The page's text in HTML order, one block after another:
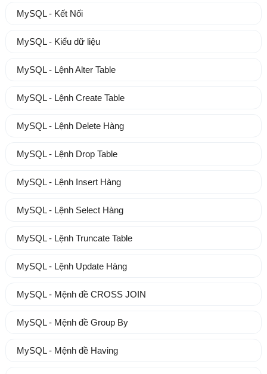
MySQL - Kết Nối
MySQL - Kiểu dữ liệu
MySQL - Lệnh Alter Table
MySQL - Lệnh Create Table
MySQL - Lệnh Delete Hàng
MySQL - Lệnh Drop Table
MySQL - Lệnh Insert Hàng
MySQL - Lệnh Select Hàng
MySQL - Lệnh Truncate Table
MySQL - Lệnh Update Hàng
MySQL - Mệnh đề CROSS JOIN
MySQL - Mệnh đề Group By
MySQL - Mệnh đề Having